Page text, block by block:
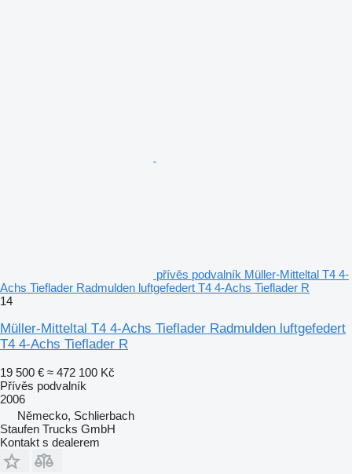
přívěs podvalník Müller-Mitteltal T4 4-
Achs Tieflader Radmulden luftgefedert T4 4-Achs Tieflader R
14
Müller-Mitteltal T4 4-Achs Tieflader Radmulden luftgefedert
T4 4-Achs Tieflader R
19 500 € ≈ 472 100 Kč
Přívěs podvalník
2006
Německo, Schlierbach
Staufen Trucks GmbH
Kontakt s dealerem